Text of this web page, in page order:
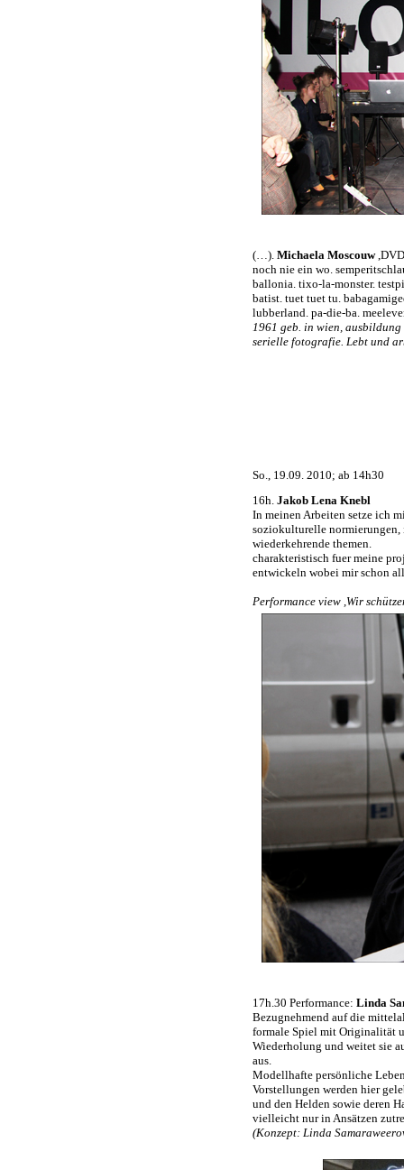
(…). Michaela Moscouw
noch nie ein wo.
ballonia. tixo-la-monster.
batist. tuet tuet tu.
lubberland. pa-die-ba.
1961 geb. in wien,
serielle fotografie. Lebt und
So., 19.09. 2010; ab 14h30
16h. Jakob Lena Knebl
In meinen Arbeiten setze ich
soziokulturelle normierungen,
wiederkehrende themen.
charakteristisch fuer meine
entwickeln wobei mir schon
Performance view ,Wir
17h.30 Performance: Linda
Bezugnehmend auf die
formale Spiel mit Originalität
Wiederholung und weitet sie
aus.
Modellhafte persönliche
Vorstellungen werden hier
und den Helden sowie deren
vielleicht nur in Ansätzen
(Konzept: Linda